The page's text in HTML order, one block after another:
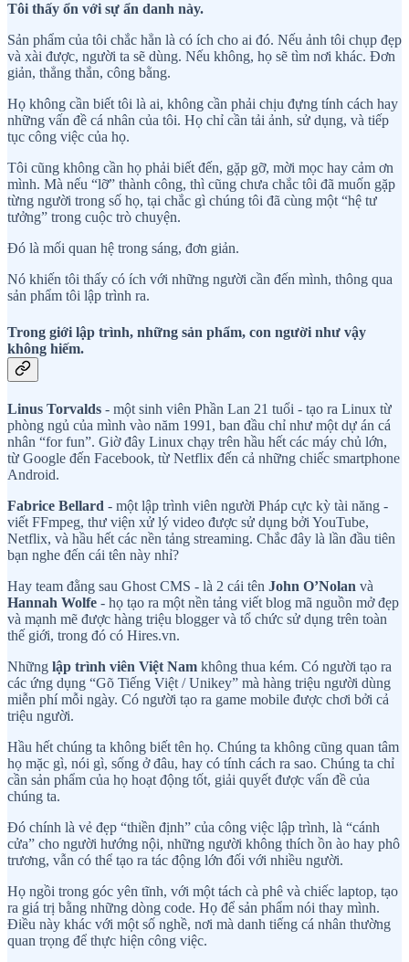
Tôi thấy ổn với sự ẩn danh này.
Sản phẩm của tôi chắc hẳn là có ích cho ai đó. Nếu ảnh tôi chụp đẹp
và xài được, người ta sẽ dùng. Nếu không, họ sẽ tìm nơi khác. Đơn
giản, thẳng thắn, công bằng.
Họ không cần biết tôi là ai, không cần phải chịu đựng tính cách hay
những vấn đề cá nhân của tôi. Họ chỉ cần tải ảnh, sử dụng, và tiếp
tục công việc của họ.
Tôi cũng không cần họ phải biết đến, gặp gỡ, mời mọc hay cảm ơn
mình. Mà nếu “lỡ” thành công, thì cũng chưa chắc tôi đã muốn gặp
từng người trong số họ, tại chắc gì chúng tôi đã cùng một “hệ tư
tưởng” trong cuộc trò chuyện.
Đó là mối quan hệ trong sáng, đơn giản.
Nó khiến tôi thấy có ích với những người cần đến mình, thông qua
sản phẩm tôi lập trình ra.
Trong giới lập trình, những sản phẩm, con người như vậy
không hiếm.
Linus Torvalds - một sinh viên Phần Lan 21 tuổi - tạo ra Linux từ
phòng ngủ của mình vào năm 1991, ban đầu chỉ như một dự án cá
nhân “for fun”. Giờ đây Linux chạy trên hầu hết các máy chủ lớn,
từ Google đến Facebook, từ Netflix đến cả những chiếc smartphone
Android.
Fabrice Bellard - một lập trình viên người Pháp cực kỳ tài năng -
viết FFmpeg, thư viện xử lý video được sử dụng bởi YouTube,
Netflix, và hầu hết các nền tảng streaming. Chắc đây là lần đầu tiên
bạn nghe đến cái tên này nhỉ?
Hay team đằng sau Ghost CMS - là 2 cái tên John O’Nolan và
Hannah Wolfe - họ tạo ra một nền tảng viết blog mã nguồn mở đẹp
và mạnh mẽ được hàng triệu blogger và tổ chức sử dụng trên toàn
thế giới, trong đó có Hires.vn.
Những lập trình viên Việt Nam không thua kém. Có người tạo ra
các ứng dụng “Gõ Tiếng Việt / Unikey” mà hàng triệu người dùng
miễn phí mỗi ngày. Có người tạo ra game mobile được chơi bởi cả
triệu người.
Hầu hết chúng ta không biết tên họ. Chúng ta không cũng quan tâm
họ mặc gì, nói gì, sống ở đâu, hay có tính cách ra sao. Chúng ta chỉ
cần sản phẩm của họ hoạt động tốt, giải quyết được vấn đề của
chúng ta.
Đó chính là vẻ đẹp “thiền định” của công việc lập trình, là “cánh
cửa” cho người hướng nội, những người không thích ồn ào hay phô
trương, vẫn có thể tạo ra tác động lớn đối với nhiều người.
Họ ngồi trong góc yên tĩnh, với một tách cà phê và chiếc laptop, tạo
ra giá trị bằng những dòng code. Họ để sản phẩm nói thay mình.
Điều này khác với một số nghề, nơi mà danh tiếng cá nhân thường
quan trọng để thực hiện công việc.